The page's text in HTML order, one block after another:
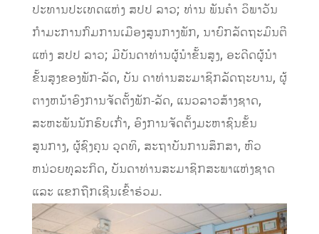
ປະທານປະເທດແຫ່ງ ສປປ ລາວ; ທ່ານ ພັນຄໍາ ວິພາວັນ
ກໍາມະການກົມການເມືອງສູນກາງພັກ, ນາຍົກລັດຖະມົນຕີ
ແຫ່ງ ສປປ ລາວ; ມີບັນດາທ່ານຜູ້ນໍາຂັ້ນສູງ, ອະດີດຜູ້ນໍາ
ຂັ້ນສູງຂອງພັກ-ລັດ, ບັນ ດາທ່ານສະມາຊິກລັດຖະບານ, ຜູ້
ຕາງຫນ້າອົງການຈັດຕັ້ງພັກ-ລັດ, ແນວລາວສ້າງຊາດ,
ສະຫະພັນນັກຮົບເກົ່າ, ອົງການຈັດຕັ້ງມະຫາຊົນຂັ້ນ
ສູນກາງ, ຜູ້ຊົງຄຸນ ວຸດທິ, ສະຖາບັນການສຶກສາ, ຫົວ
ຫນ່ວຍທຸລະກິດ, ບັນດາທ່ານສະມາຊິກສະພາແຫ່ງຊາດ
ແລະ ແຂກຖືກເຊີນເຂົ້າຮ່ວມ.